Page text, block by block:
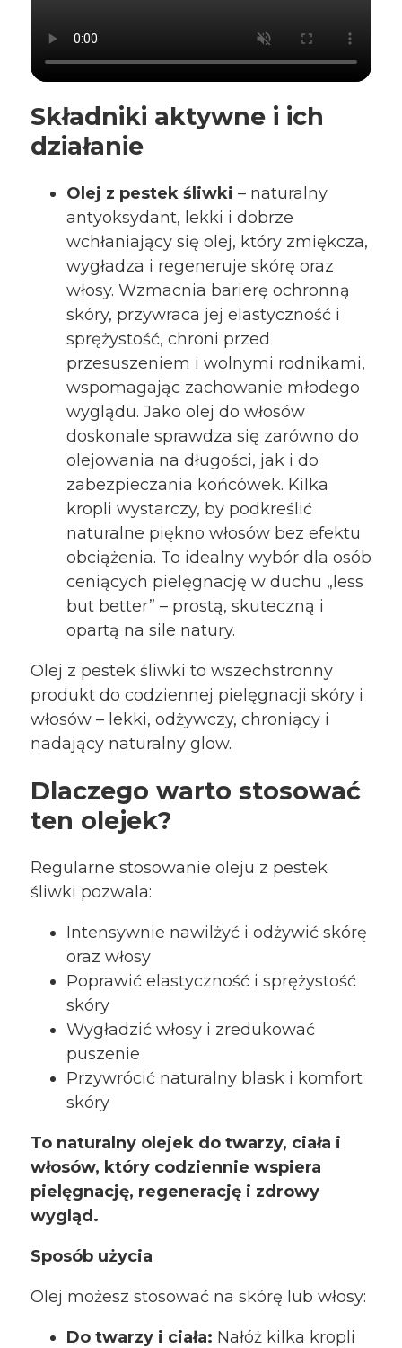
Składniki aktywne i ich
działanie
Olej z pestek śliwki – naturalny
antyoksydant, lekki i dobrze
wchłaniający się olej, który zmiękcza,
wygładza i regeneruje skórę oraz
włosy. Wzmacnia barierę ochronną
skóry, przywraca jej elastyczność i
sprężystość, chroni przed
przesuszeniem i wolnymi rodnikami,
wspomagając zachowanie młodego
wyglądu. Jako olej do włosów
doskonale sprawdza się zarówno do
olejowania na długości, jak i do
zabezpieczania końcówek. Kilka
kropli wystarczy, by podkreślić
naturalne piękno włosów bez efektu
obciążenia. To idealny wybór dla osób
ceniących pielęgnację w duchu „less
but better” – prostą, skuteczną i
opartą na sile natury.
Olej z pestek śliwki to wszechstronny
produkt do codziennej pielęgnacji skóry i
włosów – lekki, odżywczy, chroniący i
nadający naturalny glow.
Dlaczego warto stosować
ten olejek?
Regularne stosowanie oleju z pestek
śliwki pozwala:
Intensywnie nawilżyć i odżywić skórę
oraz włosy
Poprawić elastyczność i sprężystość
skóry
Wygładzić włosy i zredukować
puszenie
Przywrócić naturalny blask i komfort
skóry
To naturalny olejek do twarzy, ciała i
włosów, który codziennie wspiera
pielęgnację, regenerację i zdrowy
wygląd.
Sposób użycia
Olej możesz stosować na skórę lub włosy:
Do twarzy i ciała: Nałóż kilka kropli